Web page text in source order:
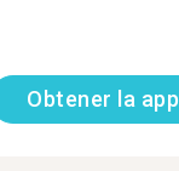
Obtener la app